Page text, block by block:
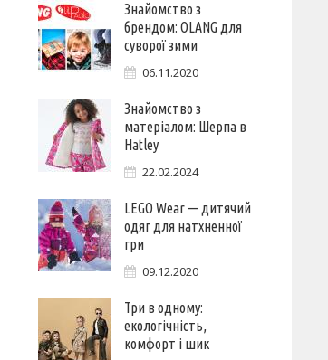
Знайомство з
брендом: OLANG для
суворої зими
06.11.2020
Знайомство з
матеріалом: Шерпа в
Hatley
22.02.2024
LEGO Wear — дитячий
одяг для натхненної
гри
09.12.2020
Три в одному:
екологічність,
комфорт і шик